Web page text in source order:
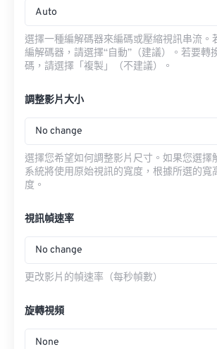
Auto
選擇一種編解碼器來編碼或壓縮視訊串流。
編解碼器，請選擇“自動”（建議）。若要轉
碼，請選擇「複製」（不建議）。
調整影片大小
No change
選擇您希望如何調整影片尺寸。如果您選擇
系統將使用原始視訊的寬度，根據所選的寬
度。
視訊幀速率
No change
更改影片的幀速率（每秒幀數）
旋轉視頻
None